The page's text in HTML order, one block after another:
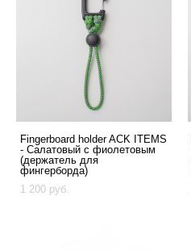
Fingerboard holder ACK ITEMS
- Cалатовый с фиолетовым
(держатель для
фингерборда)
1 200 pуб.